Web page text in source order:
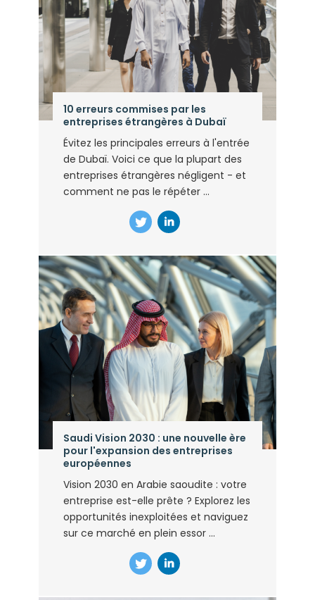
10 erreurs commises par les
entreprises étrangères à Dubaï
Évitez les principales erreurs à l'entrée
de Dubaï. Voici ce que la plupart des
entreprises étrangères négligent - et
comment ne pas le répéter ...
Saudi Vision 2030 : une nouvelle ère
pour l'expansion des entreprises
européennes
Vision 2030 en Arabie saoudite : votre
entreprise est-elle prête ? Explorez les
opportunités inexploitées et naviguez
sur ce marché en plein essor ...